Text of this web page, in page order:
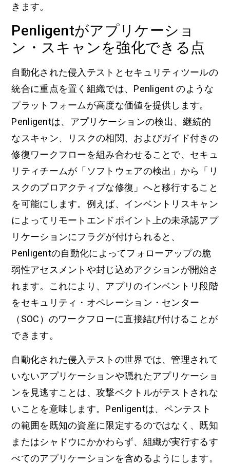
きます。
Penligentがアプリケーショ
ン・スキャンを強化できる点
自動化された侵入テストとセキュリティツールの
統合に重点を置く組織では、Penligent のような
プラットフォームが高度な価値を提供します。
Penligentは、アプリケーションの検出、継続的
なスキャン、リスクの相関、およびガイド付きの
修復ワークフローを組み合わせることで、セキュ
リティチームが「ソフトウェアの検出」から「リ
スクのプロアクティブな修復」へと移行すること
を可能にします。例えば、インベントリスキャン
によってリモートエンドポイント上の未承認アプ
リケーションにフラグが付けられると、
Penligentの自動化によってフォローアップの脆
弱性アセスメントや封じ込めアクションが開始さ
れます。これにより、アプリのインベントリ段階
をセキュリティ・オペレーション・センター
（SOC）のワークフローに直接結び付けることが
できます。
自動化された侵入テストの世界では、管理されて
いないアプリケーションや隠れたアプリケーショ
ンを見逃すことは、攻撃ベクトルがテストされな
いことを意味します。Penligentは、ペンテスト
の範囲を既知の資産に限定するのではなく、既知
またはシャドウにかかわらず、組織が実行するす
べてのアプリケーションを含めるようにします。